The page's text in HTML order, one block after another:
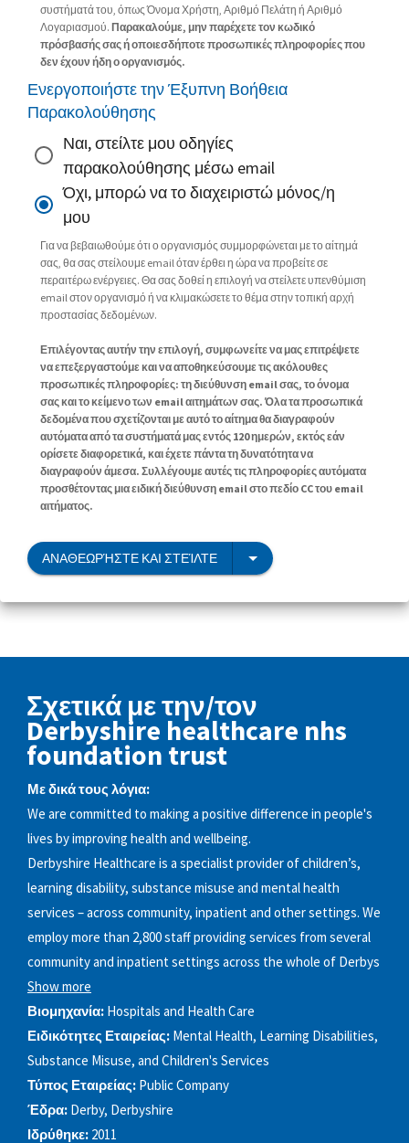
συστήματά του, όπως Όνομα Χρήστη, Αριθμό Πελάτη ή Αριθμό
Λογαριασμού. Παρακαλούμε, μην παρέχετε τον κωδικό
πρόσβασής σας ή οποιεσδήποτε προσωπικές πληροφορίες που
δεν έχουν ήδη ο οργανισμός.
Ενεργοποιήστε την Έξυπνη Βοήθεια
Παρακολούθησης
Ναι, στείλτε μου οδηγίες
παρακολούθησης μέσω email
Όχι, μπορώ να το διαχειριστώ μόνος/η
μου
Για να βεβαιωθούμε ότι ο οργανισμός συμμορφώνεται με το αίτημά
σας, θα σας στείλουμε email όταν έρθει η ώρα να προβείτε σε
περαιτέρω ενέργειες. Θα σας δοθεί η επιλογή να στείλετε υπενθύμιση
email στον οργανισμό ή να κλιμακώσετε το θέμα στην τοπική αρχή
προστασίας δεδομένων.
Επιλέγοντας αυτήν την επιλογή, συμφωνείτε να μας επιτρέψετε
να επεξεργαστούμε και να αποθηκεύσουμε τις ακόλουθες
προσωπικές πληροφορίες: τη διεύθυνση email σας, το όνομα
σας και το κείμενο των email αιτημάτων σας. Όλα τα προσωπικά
δεδομένα που σχετίζονται με αυτό το αίτημα θα διαγραφούν
αυτόματα από τα συστήματά μας εντός 120 ημερών, εκτός εάν
ορίσετε διαφορετικά, και έχετε πάντα τη δυνατότητα να
διαγραφούν άμεσα. Συλλέγουμε αυτές τις πληροφορίες αυτόματα
προσθέτοντας μια ειδική διεύθυνση email στο πεδίο CC του email
αιτήματος.
ΑΝΑΘΕΩΡΉΣΤΕ ΚΑΙ ΣΤΕΊΛΤΕ
Σχετικά με την/τον
Derbyshire healthcare nhs
foundation trust
Με δικά τους λόγια:
We are committed to making a positive difference in people's
lives by improving health and wellbeing.
Derbyshire Healthcare is a specialist provider of children’s,
learning disability, substance misuse and mental health
services – across community, inpatient and other settings. We
employ more than 2,800 staff providing services from several
community and inpatient settings across the whole of Derbys
Show more
Βιομηχανία: Hospitals and Health Care
Ειδικότητες Εταιρείας: Mental Health, Learning Disabilities,
Substance Misuse, and Children's Services
Τύπος Εταιρείας: Public Company
Έδρα: Derby, Derbyshire
Ιδρύθηκε: 2011